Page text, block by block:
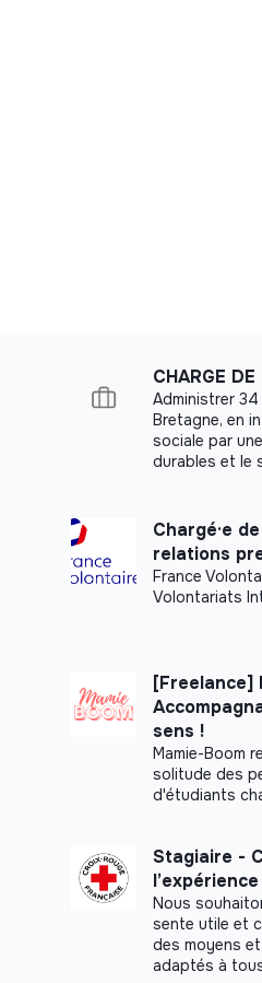
CHARGE
Administrer
Bretagne, en
sociale par
durables et le
Chargé·e
relations
France
Volontariats
[Freelance]
sens !
Mamie-Boom
solitude des
d'étudiants
Stagiaire -
Nous
sente utile et
des moyens
adaptés à